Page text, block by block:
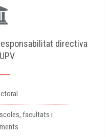
directiva
facultats i